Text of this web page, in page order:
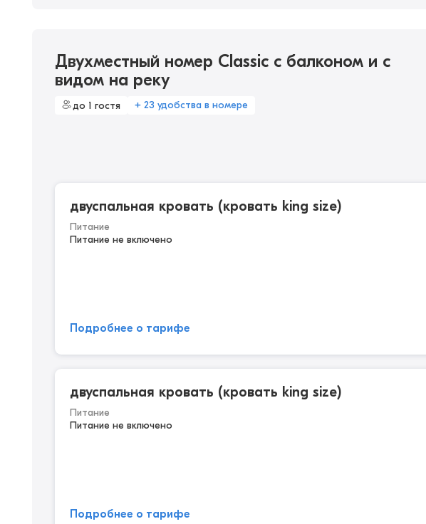
Двухместный номер Classic с балконом и с
видом на реку
до 1 гостя + 23 удобства в номере
двуспальная кровать (кровать king size)
Питание
Питание не включено
Подробнее о тарифе
двуспальная кровать (кровать king size)
Питание
Питание не включено
Подробнее о тарифе